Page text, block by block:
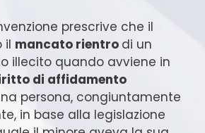
prescrive che il
il mancato rientro di un
illecito quando avviene in
di affidamento
persona, congiuntamente
in base alla legislazione